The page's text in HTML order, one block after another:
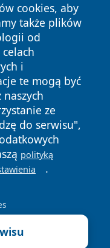
cookies, aby
także plików
od
i
te mogą być
ze
do serwisu",
polityką
.
prawa
Polityka
Cookies